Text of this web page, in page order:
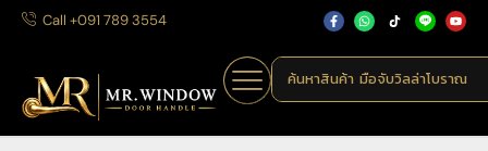
Call +091 789 3554
ค้นหาสินค้า มือจับวิลล่าโบราณ